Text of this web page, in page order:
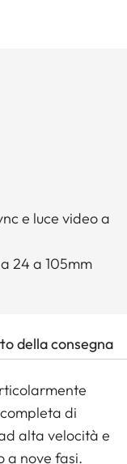
e luce video a
24 a 105mm
della consegna
di
alta velocità e
a nove fasi.